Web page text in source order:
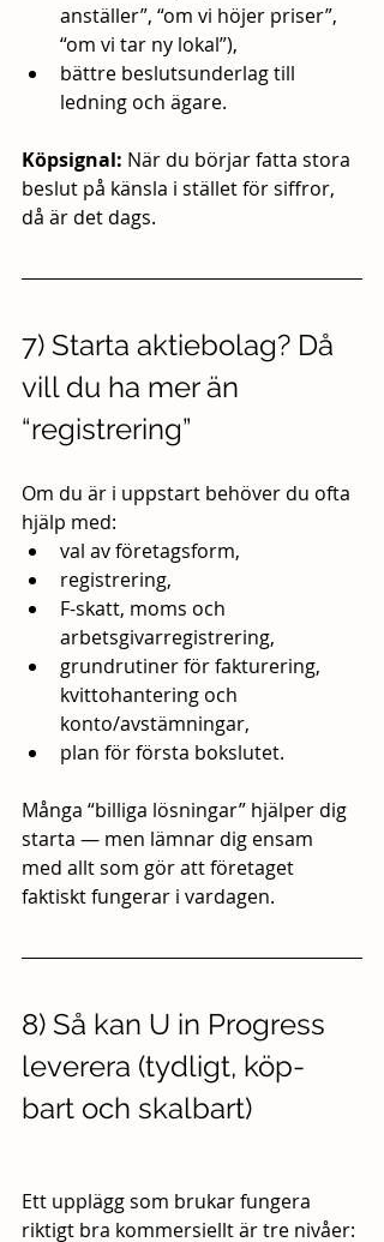
anställer”, “om vi höjer priser”,
“om vi tar ny lokal”),
bättre beslutsunderlag till
ledning och ägare.
Köpsignal: När du börjar fatta stora
beslut på känsla i stället för siffror,
då är det dags.
7) Starta aktiebolag? Då
vill du ha mer än
“registrering”
Om du är i uppstart behöver du ofta
hjälp med:
val av företagsform,
registrering,
F-skatt, moms och
arbetsgivarregistrering,
grundrutiner för fakturering,
kvittohantering och
konto/avstämningar,
plan för första bokslutet.
Många “billiga lösningar” hjälper dig
starta — men lämnar dig ensam
med allt som gör att företaget
faktiskt fungerar i vardagen.
8) Så kan U in Progress
leverera (tydligt, köp-
bart och skalbart)
Ett upplägg som brukar fungera
riktigt bra kommersiellt är tre nivåer: